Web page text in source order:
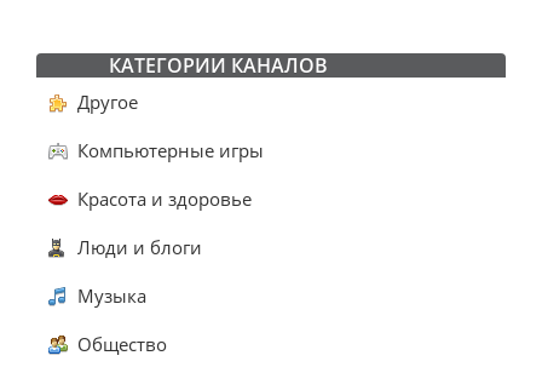
КАТЕГОРИИ КАНАЛОВ
Другое
Компьютерные игры
Красота и здоровье
Люди и блоги
Музыка
Общество